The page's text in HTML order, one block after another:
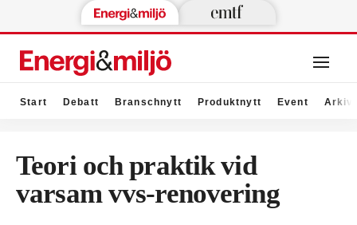
Start Debatt Branschnytt Produktnytt Event Arkiv
Teori och praktik vid
varsam vvs-renovering